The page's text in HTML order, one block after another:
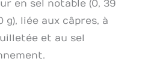
en sel notable (0, 39
g), liée aux câpres, à
et au sel